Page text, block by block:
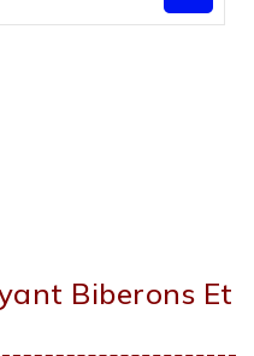
Biberons Et